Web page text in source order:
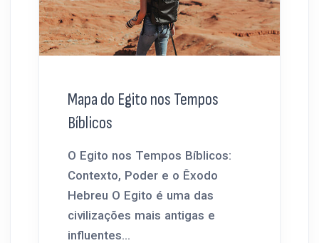
Mapa do Egito nos Tempos
Bíblicos
O Egito nos Tempos Bíblicos:
Contexto, Poder e o Êxodo
Hebreu O Egito é uma das
civilizações mais antigas e
influentes...